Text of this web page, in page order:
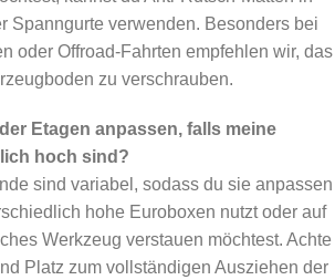
Spanngurte verwenden. Besonders bei
oder Offroad-Fahrten empfehlen wir, das
zu verschrauben.
Etagen anpassen, falls meine
hoch sind?
sind variabel, sodass du sie anpassen
hohe Euroboxen nutzt oder auf
Werkzeug verstauen möchtest. Achte
Platz zum vollständigen Ausziehen der